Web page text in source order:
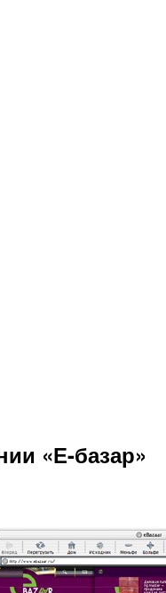
«Е-базар»